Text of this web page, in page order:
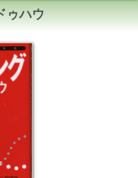
ゥハウ